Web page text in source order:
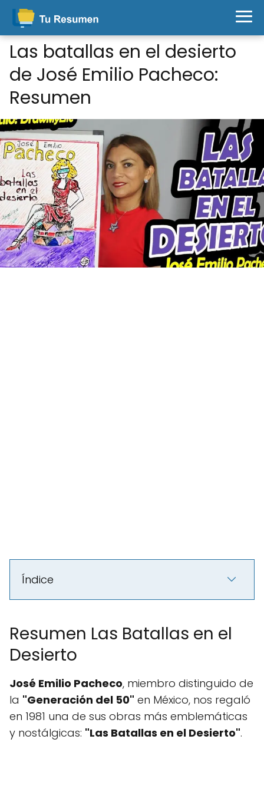
Las batallas en el desierto
de José Emilio Pacheco:
Resumen
Índice
Resumen Las Batallas en el
Desierto
José Emilio Pacheco, miembro distinguido de
la "Generación del 50" en México, nos regaló
en 1981 una de sus obras más emblemáticas
y nostálgicas: "Las Batallas en el Desierto".